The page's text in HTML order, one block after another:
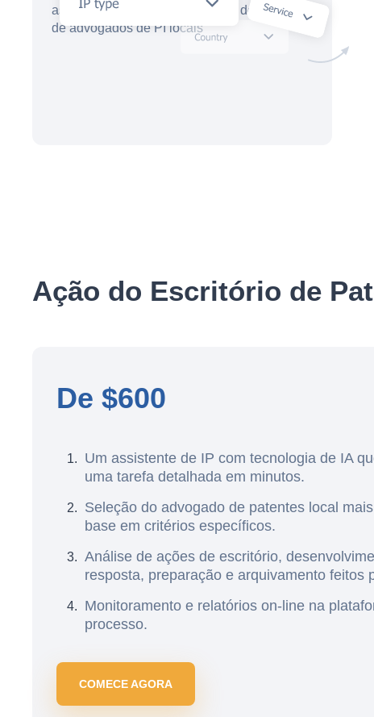
assistente de IA e receba ofertas de dezenas
de advogados de PI locais
Ação do Escritório de
De $600
Um assistente de IP com tecnologia de IA
uma tarefa detalhada em minutos.
Seleção do advogado de patentes local
base em critérios específicos.
Análise de ações de escritório,
resposta, preparação e arquivamento feitos
Monitoramento e relatórios on-line na
processo.
COMECE AGORA